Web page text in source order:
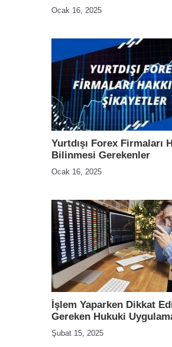
Ocak 16, 2025
Yurtdışı Forex Firmaları
Bilinmesi Gerekenler
Ocak 16, 2025
İşlem Yaparken Dikkat
Gereken Hukuki
Şubat 15, 2025